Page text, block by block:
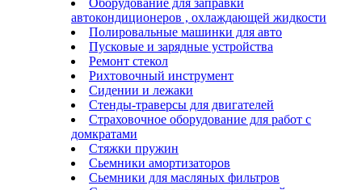
Оборудование для заправки
автокондиционеров , охлаждающей жидкости
Полировальные машинки для авто
Пусковые и зарядные устройства
Ремонт стекол
Рихтовочный инструмент
Сидении и лежаки
Стенды-траверсы для двигателей
Страховочное оборудование для работ с
домкратами
Стяжки пружин
Сьемники амортизаторов
Сьемники для масляных фильтров